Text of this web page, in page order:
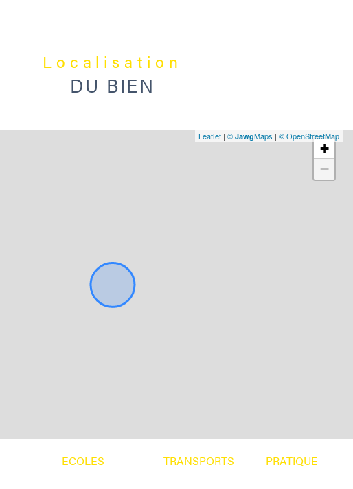
Localisation
DU BIEN
+
−
Leaflet |©JawgMaps |© OpenStreetMap
ECOLES TRANSPORTS PRATIQUE